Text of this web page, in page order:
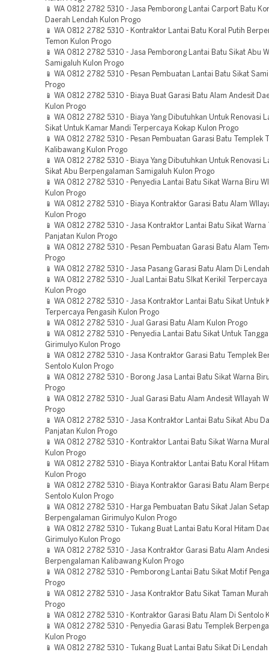
📱 WA 0812 2782 5310 - Jasa Pemborong Lantai Carport Batu
Daerah Lendah Kulon Progo
📱 WA 0812 2782 5310 - Kontraktor Lantai Batu Koral Putih
Temon Kulon Progo
📱 WA 0812 2782 5310 - Jasa Pemborong Lantai Batu Sikat Abu
Samigaluh Kulon Progo
📱 WA 0812 2782 5310 - Pesan Pembuatan Lantai Batu Sikat
Progo
📱 WA 0812 2782 5310 - Biaya Buat Garasi Batu Alam Andesit
Kulon Progo
📱 WA 0812 2782 5310 - Biaya Yang Dibutuhkan Untuk Renovasi
Sikat Untuk Kamar Mandi Terpercaya Kokap Kulon Progo
📱 WA 0812 2782 5310 - Pesan Pembuatan Garasi Batu Templek
Kalibawang Kulon Progo
📱 WA 0812 2782 5310 - Biaya Yang Dibutuhkan Untuk Renovasi
Sikat Abu Berpengalaman Samigaluh Kulon Progo
📱 WA 0812 2782 5310 - Penyedia Lantai Batu Sikat Warna Biru
Kulon Progo
📱 WA 0812 2782 5310 - Biaya Kontraktor Garasi Batu Alam
Kulon Progo
📱 WA 0812 2782 5310 - Jasa Kontraktor Lantai Batu Sikat
Panjatan Kulon Progo
📱 WA 0812 2782 5310 - Pesan Pembuatan Garasi Batu Alam
Progo
📱 WA 0812 2782 5310 - Jasa Pasang Garasi Batu Alam Di
📱 WA 0812 2782 5310 - Jual Lantai Batu SIkat Kerikil Terpercaya
Kulon Progo
📱 WA 0812 2782 5310 - Jasa Kontraktor Lantai Batu Sikat Untuk
Terpercaya Pengasih Kulon Progo
📱 WA 0812 2782 5310 - Jual Garasi Batu Alam Kulon Progo
📱 WA 0812 2782 5310 - Penyedia Lantai Batu Sikat Untuk
Girimulyo Kulon Progo
📱 WA 0812 2782 5310 - Jasa Kontraktor Garasi Batu Templek
Sentolo Kulon Progo
📱 WA 0812 2782 5310 - Borong Jasa Lantai Batu Sikat Warna
Progo
📱 WA 0812 2782 5310 - Jual Garasi Batu Alam Andesit WIlayah
Progo
📱 WA 0812 2782 5310 - Jasa Kontraktor Lantai Batu Sikat Abu
Panjatan Kulon Progo
📱 WA 0812 2782 5310 - Kontraktor Lantai Batu Sikat Warna
Kulon Progo
📱 WA 0812 2782 5310 - Biaya Kontraktor Lantai Batu Koral
Kulon Progo
📱 WA 0812 2782 5310 - Biaya Kontraktor Garasi Batu Alam
Sentolo Kulon Progo
📱 WA 0812 2782 5310 - Harga Pembuatan Batu Sikat Jalan
Berpengalaman Girimulyo Kulon Progo
📱 WA 0812 2782 5310 - Tukang Buat Lantai Batu Koral Hitam
Girimulyo Kulon Progo
📱 WA 0812 2782 5310 - Jasa Kontraktor Garasi Batu Alam
Berpengalaman Kalibawang Kulon Progo
📱 WA 0812 2782 5310 - Pemborong Lantai Batu Sikat Motif
Progo
📱 WA 0812 2782 5310 - Jasa Kontraktor Batu Sikat Taman
Progo
📱 WA 0812 2782 5310 - Kontraktor Garasi Batu Alam Di Sentolo
📱 WA 0812 2782 5310 - Penyedia Garasi Batu Templek
Kulon Progo
📱 WA 0812 2782 5310 - Tukang Buat Lantai Batu Sikat Di